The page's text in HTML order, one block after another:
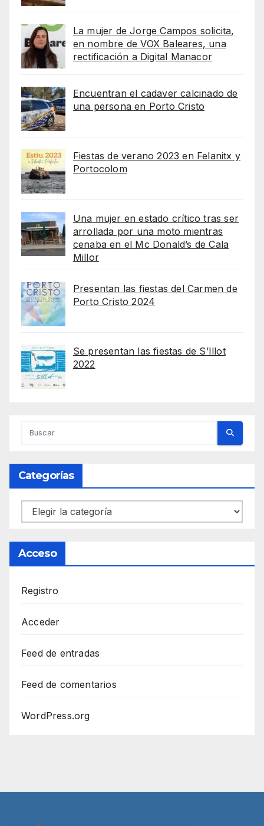
La mujer de Jorge Campos solicita,
en nombre de VOX Baleares, una
rectificación a Digital Manacor
Encuentran el cadaver calcinado de
una persona en Porto Cristo
Fiestas de verano 2023 en Felanitx y
Portocolom
Una mujer en estado crítico tras ser
arrollada por una moto mientras
cenaba en el Mc Donald’s de Cala
Millor
Presentan las fiestas del Carmen de
Porto Cristo 2024
Se presentan las fiestas de S’Illot
2022
Categorías
Categorías
Acceso
Registro
Acceder
Feed de entradas
Feed de comentarios
WordPress.org